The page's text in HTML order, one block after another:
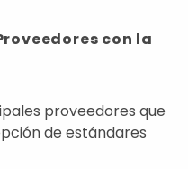
con la
proveedores que
de estándares